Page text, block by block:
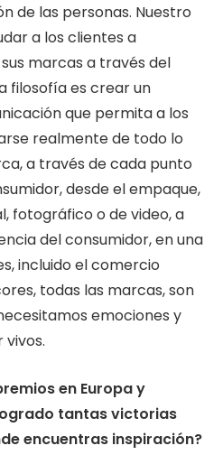
de las personas. Nuestro
a los clientes a
marcas a través del
filosofía es crear un
que permita a los
realmente de todo lo
a través de cada punto
desde el empaque,
fotográfico o de video, a
del consumidor, en una
incluido el comercio
todas las marcas, son
emociones y
en Europa y
tantas victorias
encuentras inspiración?